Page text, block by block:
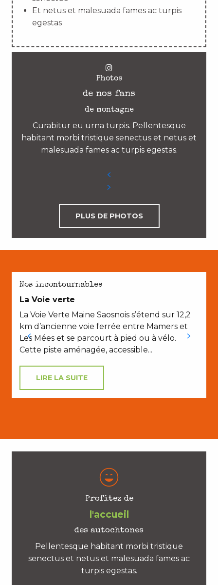
Et netus et malesuada fames ac turpis
egestas
Photos
de nos fans
de montagne
Curabitur eu urna turpis. Pellentesque
habitant morbi tristique senectus et netus et
malesuada fames ac turpis egestas.
PLUS DE PHOTOS
AVEC LES ENFANTS
Nos incontournables
La Voie verte
La Voie Verte Maine Saosnois s’étend sur 12,2
km d’ancienne voie ferrée entre Mamers et
Les Mées et se parcourt à pied ou à vélo.
Cette piste aménagée, accessible...
LIRE LA SUITE
Profitez de
l'accueil
des autochtones
Pellentesque habitant morbi tristique
senectus et netus et malesuada fames ac
turpis egestas.